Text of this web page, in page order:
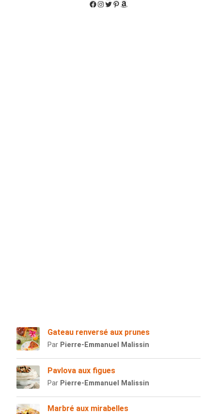
Gateau renversé aux prunes
Par Pierre-Emmanuel Malissin
Pavlova aux figues
Par Pierre-Emmanuel Malissin
Marbré aux mirabelles